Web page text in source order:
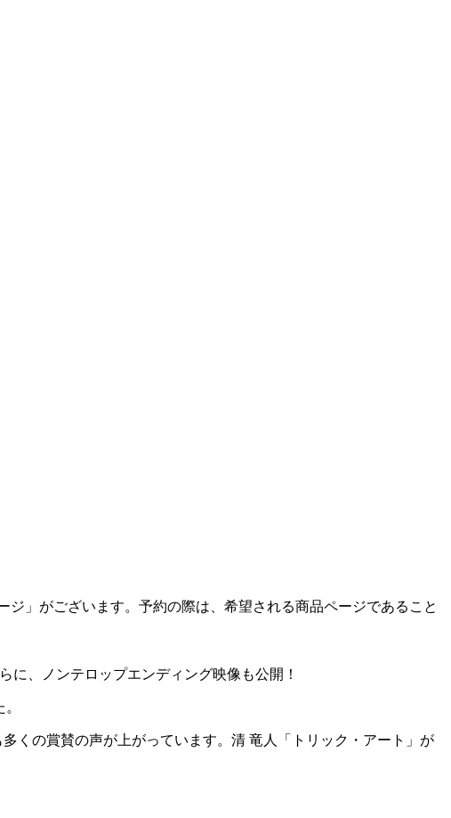
」がございます。予約の際は、希望される商品ページであること
、ノンテロップエンディング映像も公開！
くの賞賛の声が上がっています。 清 竜人「トリック・アート」が